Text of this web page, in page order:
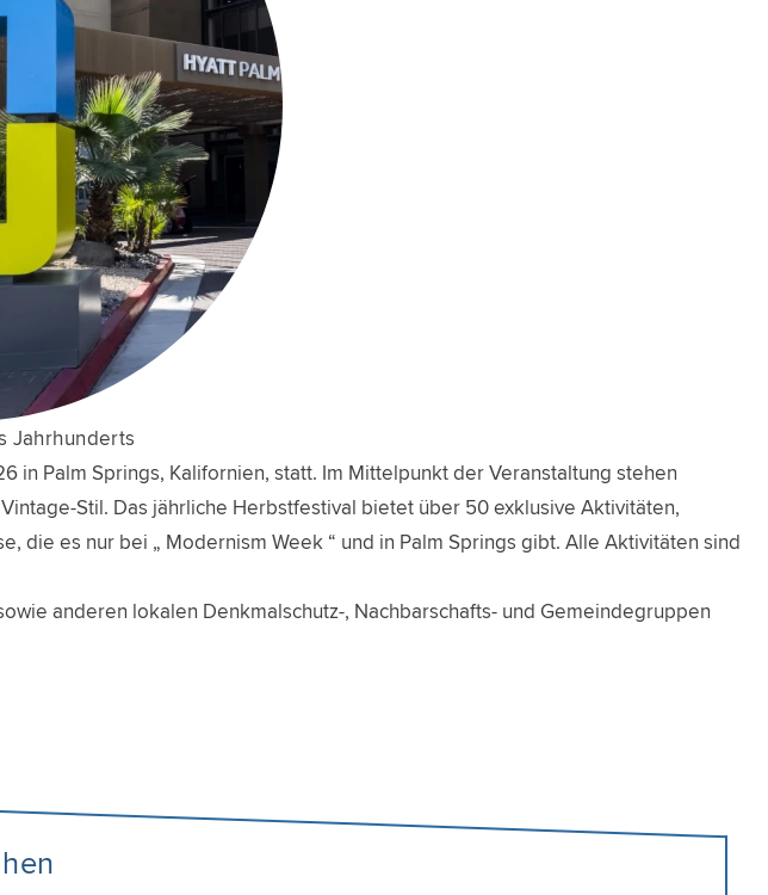
Jahrhunderts
Palm Springs, Kalifornien, statt. Im Mittelpunkt der Veranstaltung stehen
Stil. Das jährliche Herbstfestival bietet über 50 exklusive Aktivitäten,
es nur bei „ Modernism Week “ und in Palm Springs gibt. Alle Aktivitäten sind
anderen lokalen Denkmalschutz-, Nachbarschafts- und Gemeindegruppen